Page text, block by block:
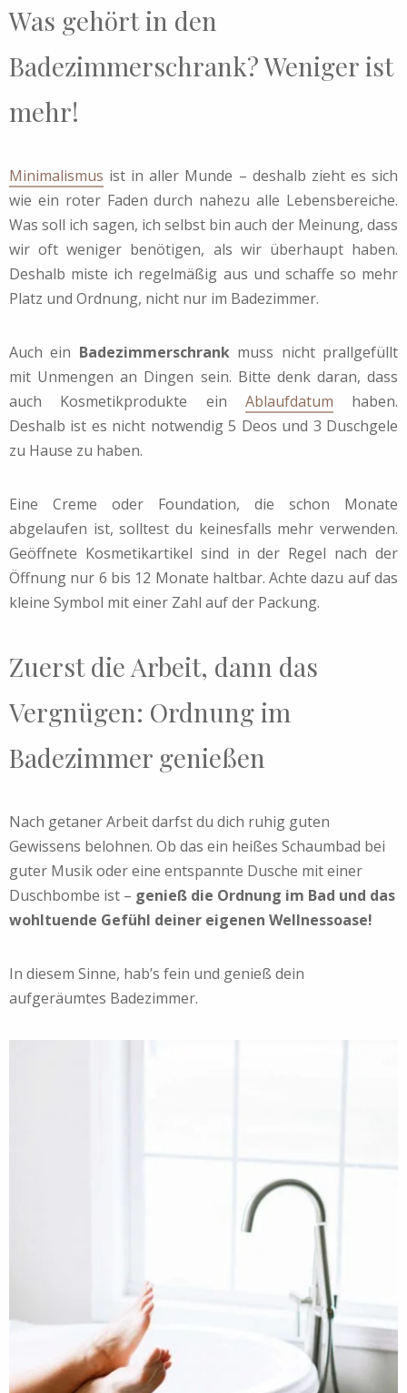
Was gehört in den
Badezimmerschrank? Weniger ist
mehr!
Minimalismus ist in aller Munde – deshalb zieht es sich
wie ein roter Faden durch nahezu alle Lebensbereiche.
Was soll ich sagen, ich selbst bin auch der Meinung, dass
wir oft weniger benötigen, als wir überhaupt haben.
Deshalb miste ich regelmäßig aus und schaffe so mehr
Platz und Ordnung, nicht nur im Badezimmer.
Auch ein Badezimmerschrankmuss nicht prallgefüllt
mit Unmengen an Dingen sein. Bitte denk daran, dass
auch Kosmetikprodukte ein Ablaufdatum haben.
Deshalb ist es nicht notwendig 5 Deos und 3 Duschgele
zu Hause zu haben.
Eine Creme oder Foundation, die schon Monate
abgelaufen ist, solltest du keinesfalls mehr verwenden.
Geöffnete Kosmetikartikel sind in der Regel nach der
Öffnung nur 6 bis 12 Monate haltbar. Achte dazu auf das
kleine Symbol mit einer Zahl auf der Packung.
Zuerst die Arbeit, dann das
Vergnügen: Ordnung im
Badezimmer genießen
Nach getaner Arbeit darfst du dich ruhig guten
Gewissens belohnen. Ob das ein heißes Schaumbad bei
guter Musik oder eine entspannte Dusche mit einer
Duschbombe ist – genieß die Ordnung im Bad und das
wohltuende Gefühl deiner eigenen Wellnessoase!
In diesem Sinne, hab’s fein und genieß dein
aufgeräumtes Badezimmer.